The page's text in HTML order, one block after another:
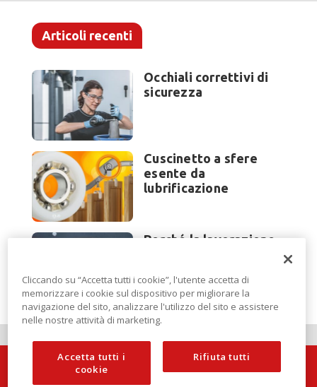
Articoli recenti
Occhiali correttivi di
sicurezza
Cuscinetto a sfere
esente da
lubrificazione
Perché la lavorazione
EuroBLECH 2026?
Cliccando su “Accetta tutti i cookie”, l'utente accetta di
memorizzare i cookie sul dispositivo per migliorare la
navigazione del sito, analizzare l'utilizzo del sito e assistere
nelle nostre attività di marketing.
Accetta tutti i
cookie
Rifiuta tutti